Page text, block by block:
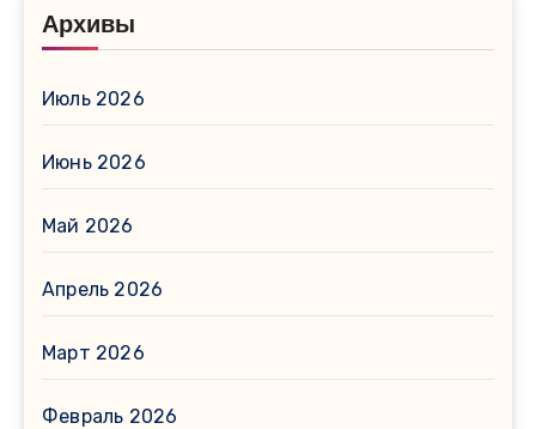
Архивы
Июль 2026
Июнь 2026
Май 2026
Апрель 2026
Март 2026
Февраль 2026